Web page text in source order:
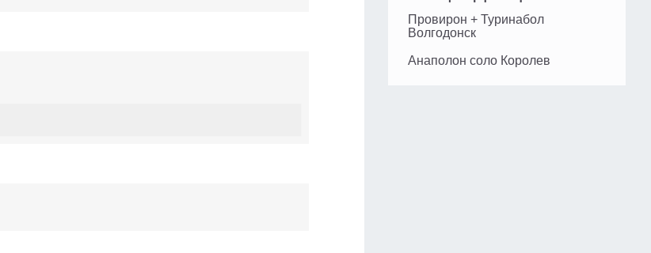
Провирон + Туринабол
Волгодонск
Анаполон соло Королев